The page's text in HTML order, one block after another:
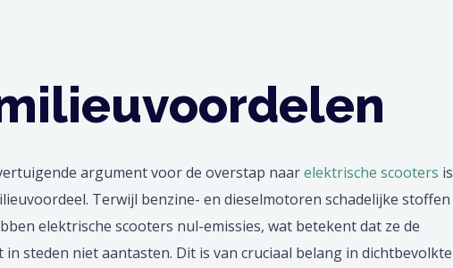
argument voor de overstap naarelektrische scooters is
Terwijl benzine- en dieselmotoren schadelijke stoffen
elektrische scooters nul-emissies, wat betekent dat ze de
steden niet aantasten. Dit is van cruciaal belang in dichtbevolkte